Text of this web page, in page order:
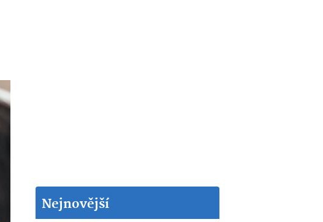
Nejnovější